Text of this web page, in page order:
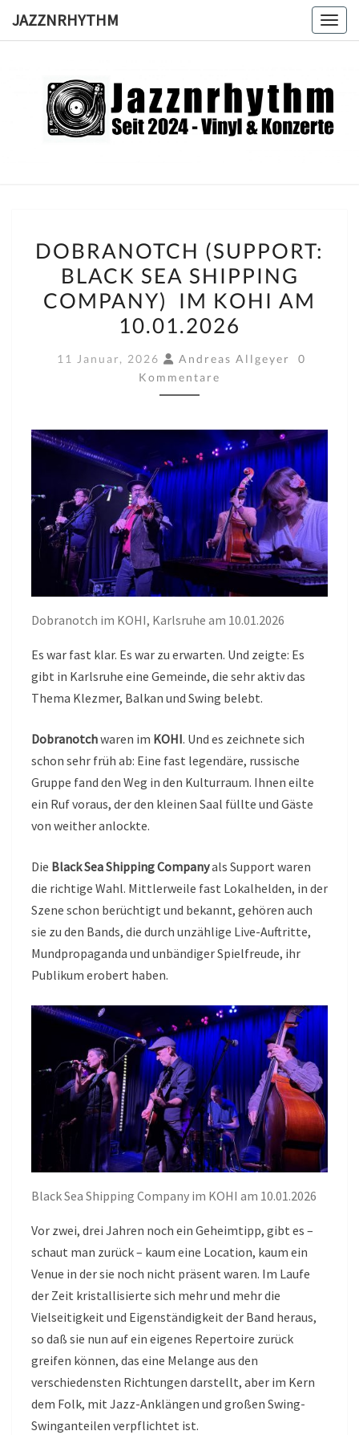
JAZZNRHYTHM
Seit
2024 –
(SUPPORT:
BLACK
SEA
SHIPPING
IM
KOHI
10.01.2026
DOBRANOTCH (SUPPORT:
BLACK SEA SHIPPING
COMPANY) IM KOHI AM
10.01.2026
11 Januar, 2026 Andreas Allgeyer
0
Kommentare
Dobranotch im KOHI, Karlsruhe am 10.01.2026
Es war fast klar. Es war zu erwarten. Und zeigte: Es
gibt in Karlsruhe eine Gemeinde, die sehr aktiv das
Thema Klezmer, Balkan und Swing belebt.
Dobranotchwaren im KOHI. Und es zeichnete sich
schon sehr früh ab: Eine fast legendäre, russische
Gruppe fand den Weg in den Kulturraum. Ihnen eilte
ein Ruf voraus, der den kleinen Saal füllte und Gäste
von weither anlockte.
Die Black Sea Shipping Companyals Support waren
die richtige Wahl. Mittlerweile fast Lokalhelden, in der
Szene schon berüchtigt und bekannt, gehören auch
sie zu den Bands, die durch unzählige Live-Auftritte,
Mundpropaganda und unbändiger Spielfreude, ihr
Publikum erobert haben.
Black Sea Shipping Company im KOHI am 10.01.2026
Vor zwei, drei Jahren noch ein Geheimtipp, gibt es –
schaut man zurück – kaum eine Location, kaum ein
Venue in der sie noch nicht präsent waren. Im Laufe
der Zeit kristallisierte sich mehr und mehr die
Vielseitigkeit und Eigenständigkeit der Band heraus,
so daß sie nun auf ein eigenes Repertoire zurück
greifen können, das eine Melange aus den
verschiedensten Richtungen darstellt, aber im Kern
dem Folk, mit Jazz-Anklängen und großen Swing-
Swinganteilen verpflichtet ist.